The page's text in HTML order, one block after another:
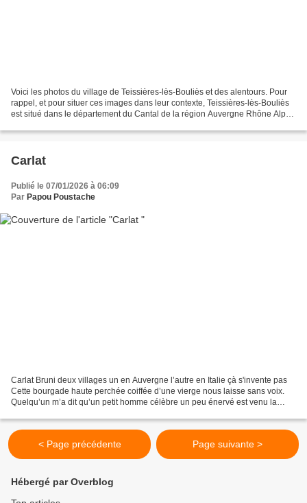
Voici les photos du village de Teissières-lès-Bouliès et des alentours. Pour
rappel, et pour situer ces images dans leur contexte, Teissières-lès-Bouliès
est situé dans le département du Cantal de la région Auvergne Rhône Alpes
Carlat
Publié le 07/01/2026 à 06:09
Par Papou Poustache
Carlat Bruni deux villages un en Auvergne l’autre en Italie çà s'invente pas
Cette bourgade haute perchée coiffée d’une vierge nous laisse sans voix.
Quelqu’un m’a dit qu’un petit homme célèbre un peu énervé est venu la
< Page précédente Page suivante >
Hébergé par Overblog